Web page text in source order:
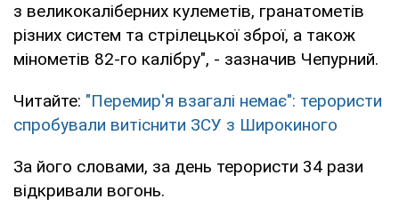
з великокаліберних кулеметів, гранатометів
різних систем та стрілецької зброї, а також
мінометів 82-го калібру", - зазначив Чепурний.
Читайте: "Перемир'я взагалі немає": терористи
спробували витіснити ЗСУ з Широкиного
За його словами, за день терористи 34 рази
відкривали вогонь.